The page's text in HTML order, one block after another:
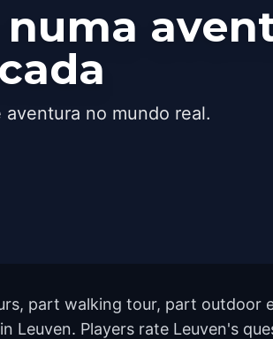
no mundo real.
part walking tour, part outdoor
Leuven. Players rate Leuven's